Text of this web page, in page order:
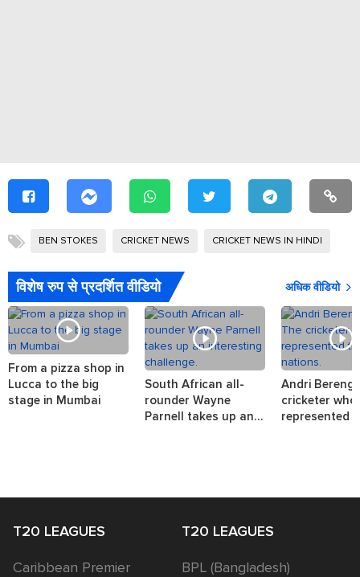
BEN STOKES CRICKET NEWS CRICKET NEWS IN HINDI
विशेष रुप से प्रदर्शित वीडियो अधिक वीडियो
From a pizza shop in
Lucca to the big
stage in Mumbai
South African all-
rounder Wayne
Parnell takes up an
Andri
cricketer who
represented
T20 LEAGUES
Caribbean Premier
T20 LEAGUES
BPL (Bangladesh)